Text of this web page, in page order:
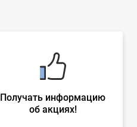
Получать информацию
об акциях!